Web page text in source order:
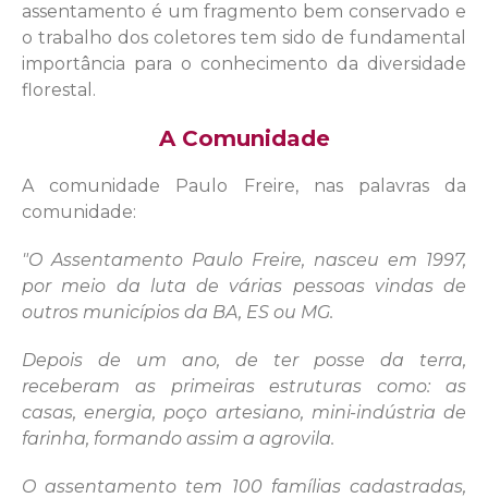
assentamento é um fragmento bem conservado e
o trabalho dos coletores tem sido de fundamental
importância para o conhecimento da diversidade
florestal.
A Comunidade
A comunidade Paulo Freire, nas palavras da
comunidade:
"O Assentamento Paulo Freire, nasceu em 1997,
por meio da luta de várias pessoas vindas de
outros municípios da BA, ES ou MG.
Depois de um ano, de ter posse da terra,
receberam as primeiras estruturas como: as
casas, energia, poço artesiano, mini-indústria de
farinha, formando assim a agrovila.
O assentamento tem 100 famílias cadastradas,